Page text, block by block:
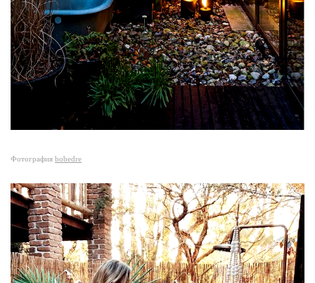
Фотография bobedre